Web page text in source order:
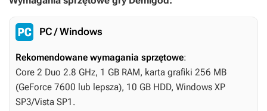
PC / Windows
Rekomendowane wymagania sprzętowe:
Core 2 Duo 2.8 GHz, 1 GB RAM, karta grafiki 256 MB
(GeForce 7600 lub lepsza), 10 GB HDD, Windows XP
SP3/Vista SP1.